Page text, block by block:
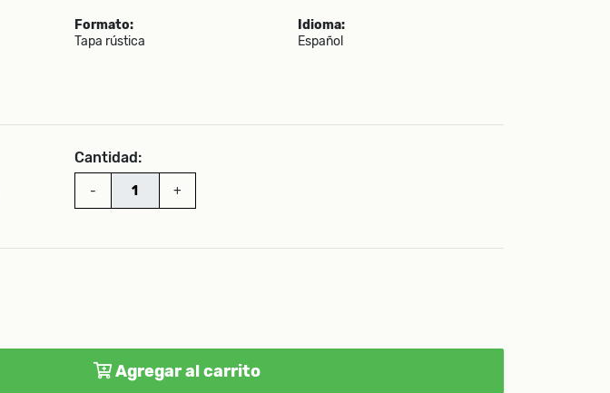
Formato:
Tapa rústica
Idioma:
Español
Cantidad:
- +
Agregar al carrito